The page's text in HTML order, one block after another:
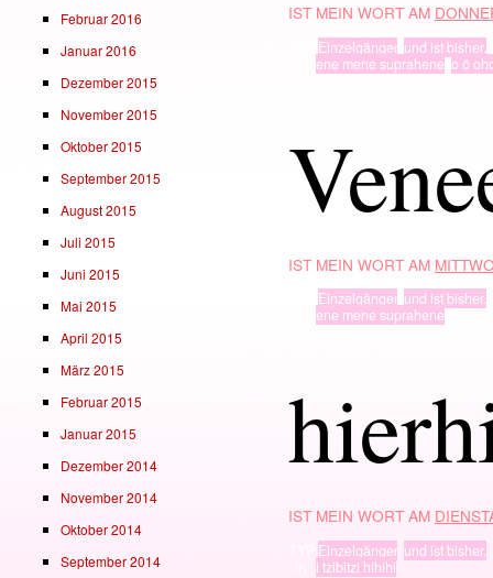
IST MEIN WORT AM
Einzelgänger, und ist bisher.
ene mene suprahene,o ö
IST MEIN WORT AM
Einzelgänger, und ist bisher.
ene mene suprahene
IST MEIN WORT AM
Einzelgänger, und ist bisher.
i tzibitzi hihihi
Februar 2016
Januar 2016
Dezember 2015
November 2015
Oktober 2015
September 2015
August 2015
Juli 2015
Juni 2015
Mai 2015
April 2015
März 2015
Februar 2015
Januar 2015
Dezember 2014
November 2014
Oktober 2014
September 2014